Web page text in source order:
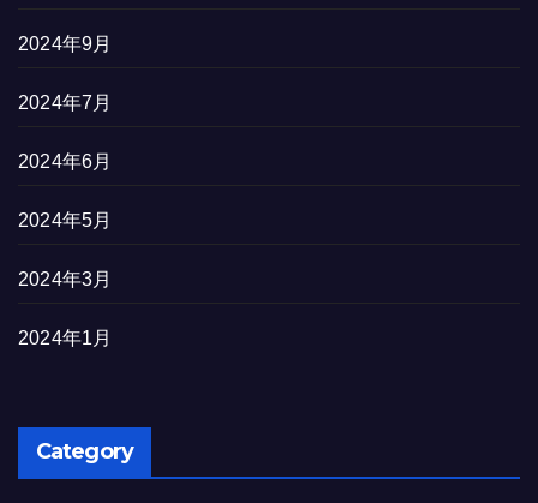
2024年9月
2024年7月
2024年6月
2024年5月
2024年3月
2024年1月
Category